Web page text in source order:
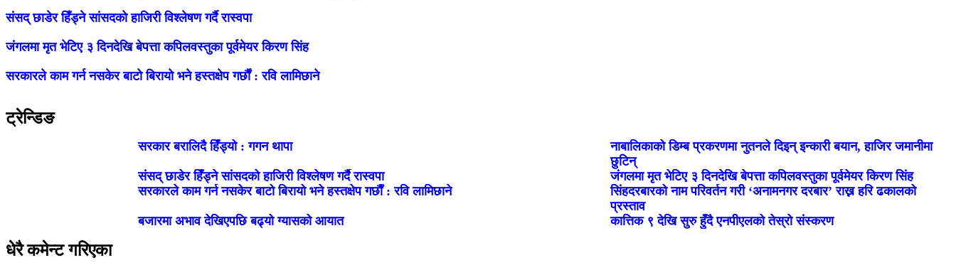
संसद् छाडेर हिँड्ने सांसदको हाजिरी विश्लेषण गर्दै रास्वपा
जंगलमा मृत भेटिए ३ दिनदेखि बेपत्ता कपिलवस्तुका पूर्वमेयर किरण सिंह
सरकारले काम गर्न नसकेर बाटो बिरायो भने हस्तक्षेप गर्छौं : रवि लामिछाने
ट्रेन्डिङ
सरकार बरालिदै हिँड्यो : गगन थापा
नाबालिकाको डिम्ब प्रकरणमा नुतनले दिइन् इन्कारी बयान, हाजिर जमानीमा
छुटिन्
संसद् छाडेर हिँड्ने सांसदको हाजिरी विश्लेषण गर्दै रास्वपा
जंगलमा मृत भेटिए ३ दिनदेखि बेपत्ता कपिलवस्तुका पूर्वमेयर किरण सिंह
सरकारले काम गर्न नसकेर बाटो बिरायो भने हस्तक्षेप गर्छौं : रवि लामिछाने
सिंहदरबारको नाम परिवर्तन गरी ‘अनामनगर दरबार’ राख्न हरि ढकालको
प्रस्ताव
बजारमा अभाव देखिएपछि बढ्यो ग्यासको आयात
कात्तिक ९ देखि सुरु हुँदै एनपीएलको तेस्रो संस्करण
धेरै कमेन्ट गरिएका